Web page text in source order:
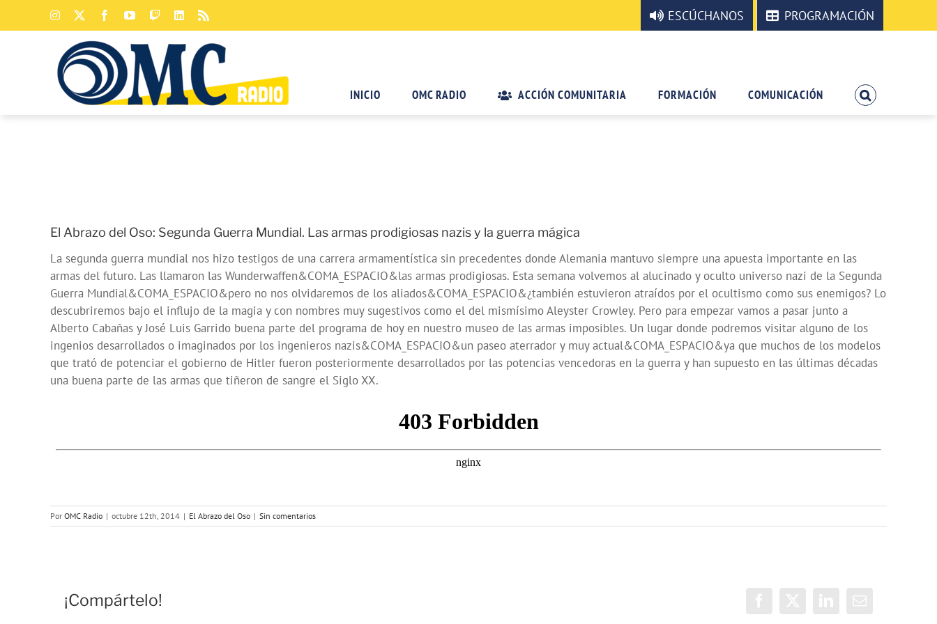
Instagram FacebookYouTube
TwitchLinkedIn ESCÚCHANOS PROGRAMACIÓN
INICIO OMC RADIO ACCIÓN COMUNITARIA FORMACIÓN COMUNICACIÓN
El Abrazo del Oso: Segunda Guerra Mundial. Las armas prodigiosas nazis y la guerra mágica
La segunda guerra mundial nos hizo testigos de una carrera armamentística sin precedentes donde Alemania mantuvo siempre una apuesta importante en las
armas del futuro. Las llamaron las Wunderwaffen&COMA_ESPACIO&las armas prodigiosas. Esta semana volvemos al alucinado y oculto universo nazi de la Segunda
Guerra Mundial&COMA_ESPACIO&pero no nos olvidaremos de los aliados&COMA_ESPACIO&¿también estuvieron atraídos por el ocultismo como sus enemigos? Lo
descubriremos bajo el influjo de la magia y con nombres muy sugestivos como el del mismísimo Aleyster Crowley. Pero para empezar vamos a pasar junto a
Alberto Cabañas y José Luis Garrido buena parte del programa de hoy en nuestro museo de las armas imposibles. Un lugar donde podremos visitar alguno de los
ingenios desarrollados o imaginados por los ingenieros nazis&COMA_ESPACIO&un paseo aterrador y muy actual&COMA_ESPACIO&ya que muchos de los modelos
que trató de potenciar el gobierno de Hitler fueron posteriormente desarrollados por las potencias vencedoras en la guerra y han supuesto en las últimas décadas
una buena parte de las armas que tiñeron de sangre el Siglo XX.
Por OMC Radio | octubre 12th, 2014 | El Abrazo del Oso | Sin comentarios
¡Compártelo!